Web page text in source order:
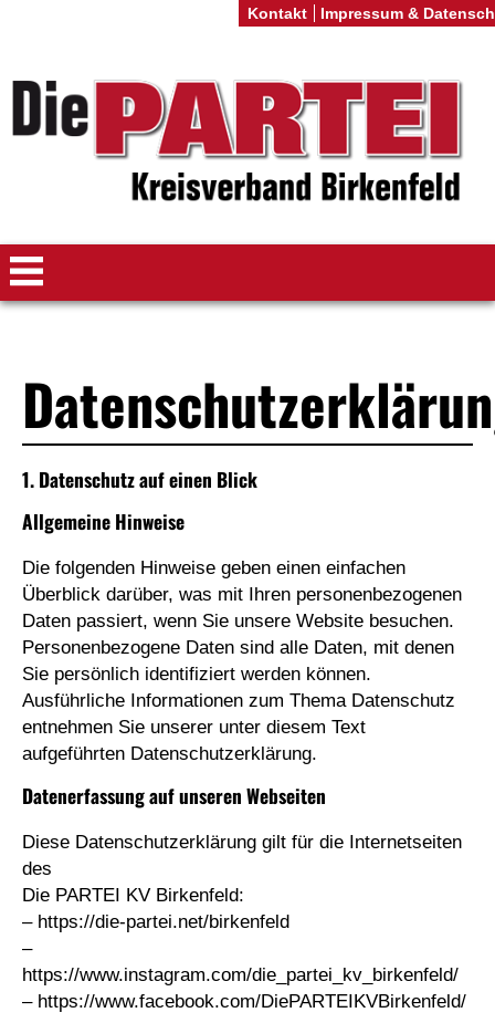
1. Datenschutz auf einen Blick
Allgemeine Hinweise
Die folgenden Hinweise geben einen einfachen
Überblick darüber, was mit Ihren personenbezogenen
Daten passiert, wenn Sie unsere Website besuchen.
Personenbezogene Daten sind alle Daten, mit denen
Sie persönlich identifiziert werden können.
Ausführliche Informationen zum Thema Datenschutz
entnehmen Sie unserer unter diesem Text
aufgeführten Datenschutzerklärung.
Datenerfassung auf unseren Webseiten
Diese Datenschutzerklärung gilt für die Internetseiten
des
Die PARTEI KV Birkenfeld:
– https://die-partei.net/birkenfeld
–
https://www.instagram.com/die_partei_kv_birkenfeld/
– https://www.facebook.com/DiePARTEIKVBirkenfeld/
Kontakt Impressum &